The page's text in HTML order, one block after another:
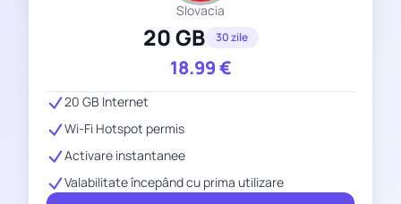
Slovacia
20 GB 30 zile
18.99€
20 GB Internet
Wi-Fi Hotspot permis
Activare instantanee
Valabilitate începând cu prima utilizare